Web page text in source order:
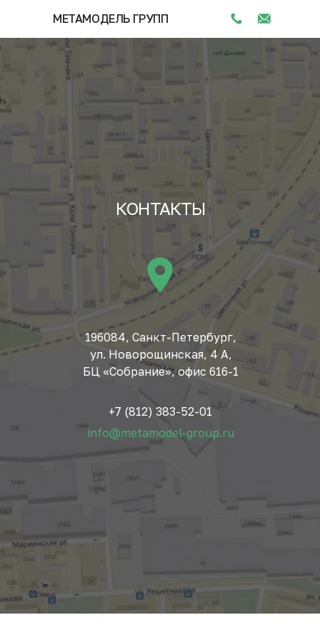
МЕТАМОДЕЛЬ ГРУПП
КОНТАКТЫ
info@metamodel-group.ru
+7 (812) 383-52-01
196084, Санкт-Петербург,
ул. Новорощинская, 4 А,
БЦ «Собрание», офис 616-1